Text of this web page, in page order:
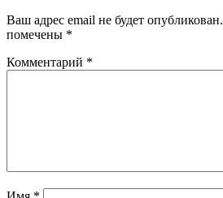
Ваш адрес email не будет опубликован.
помечены *
Комментарий *